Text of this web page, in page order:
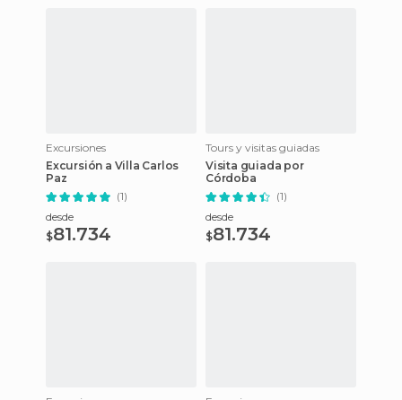
Excursiones
Excursión a Villa Carlos
Paz
(1)
desde
$81.734
Tours y visitas guiadas
Visita guiada por
Córdoba
(1)
desde
$81.734